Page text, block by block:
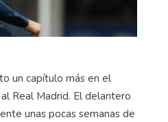
un capítulo más en el
Real Madrid. El delantero
unas pocas semanas de